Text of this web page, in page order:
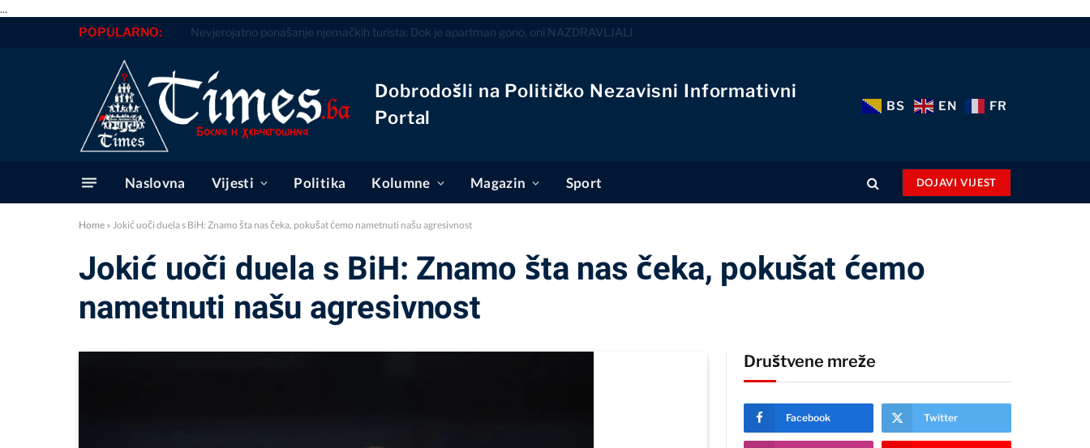
...
POPULARNO: Dnevni horoskop za 7. august 2026
Dobrodošli na Političko Nezavisni Informativni
Portal
BS EN FR
Naslovna Vijesti Politika Kolumne Magazin Sport DOJAVI VIJEST
Home » Jokić uoči duela s BiH: Znamo šta nas čeka, pokušat ćemo nametnuti našu agresivnost
Jokić uoči duela s BiH: Znamo šta nas čeka, pokušat ćemo
nametnuti našu agresivnost
Društvene mreže
Facebook Twitter